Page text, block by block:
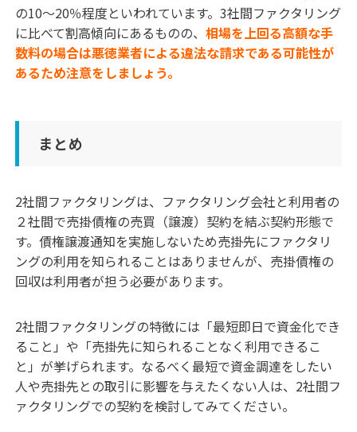
の10〜20％程度といわれています。3社間ファクタリング
に比べて割高傾向にあるものの、相場を上回る高額な手
数料の場合は悪徳業者による違法な請求である可能性が
あるため注意をしましょう。
まとめ
2社間ファクタリングは、ファクタリング会社と利用者の
２社間で売掛債権の売買（譲渡）契約を結ぶ契約形態で
す。債権譲渡通知を実施しないため売掛先にファクタリ
ングの利用を知られることはありませんが、売掛債権の
回収は利用者が担う必要があります。
2社間ファクタリングの特徴には「最短即日で資金化でき
ること」や「売掛先に知られることなく利用できるこ
と」が挙げられます。なるべく最短で資金調達をしたい
人や売掛先との取引に影響を与えたくない人は、2社間フ
ァクタリングでの契約を検討してみてください。